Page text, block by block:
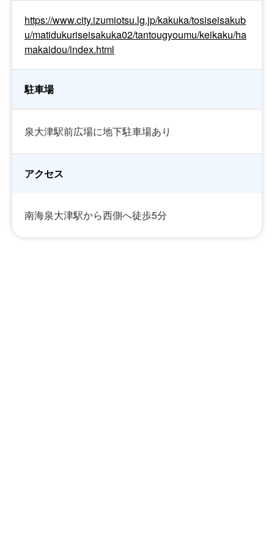
https://www.city.izumiotsu.lg.jp/kakuka/tosiseisakub
u/matidukuriseisakuka02/tantougyoumu/keikaku/ha
makaidou/index.html
駐車場
泉大津駅前広場に地下駐車場あり
アクセス
南海泉大津駅から西側へ徒歩5分